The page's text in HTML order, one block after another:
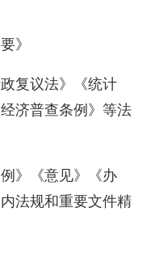
》
复议法》《统计
济普查条例》等法
》《意见》《办
法规和重要文件精